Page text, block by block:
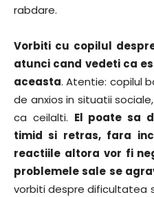
rabdare.
Vorbiti cu copilul
atunci cand vedeti ca
aceasta. Atentie: copilul
de anxios in situatii
ca ceilalti. El poate sa
timid si retras, fara
reactiile altora vor fi
problemele sale se
vorbiti despre dificultatea